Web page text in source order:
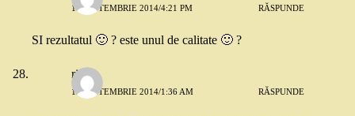
11 SEPTEMBRIE 2014/4:21 PM RĂSPUNDE
SI rezultatul 🙂 ? este unul de calitate 🙂 ?
riri
12 SEPTEMBRIE 2014/1:36 AM RĂSPUNDE